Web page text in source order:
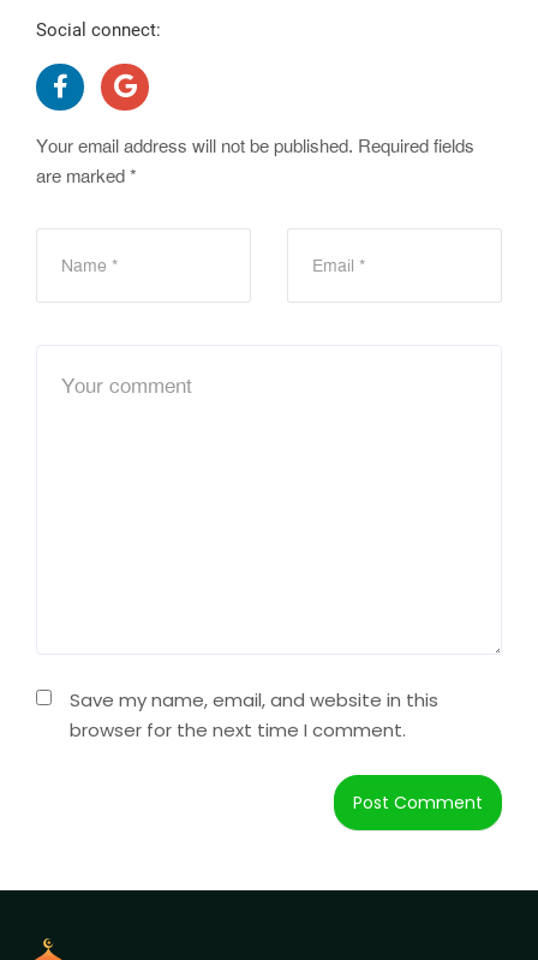
Social connect:
Your email address will not be published. Required fields
are marked *
Save my name, email, and website in this
browser for the next time I comment.